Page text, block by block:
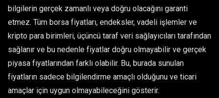
bilgilerin gerçek zamanlı veya doğru olacağını garanti
etmez. Tüm borsa fiyatları, endeksler, vadeli işlemler ve
kripto para birimleri, üçüncü taraf veri sağlayıcıları tarafından
sağlanır ve bu nedenle fiyatlar doğru olmayabilir ve gerçek
piyasa fiyatlarından farklı olabilir. Bu, burada sunulan
fiyatların sadece bilgilendirme amaçlı olduğunu ve ticari
amaçlar için uygun olmayabileceğini gösterir.